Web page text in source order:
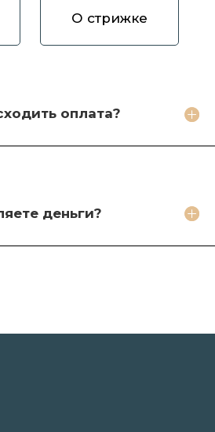
О стрижке
оплата?
деньги?
волосы?
сделать?
волосы Вам?
мои волосы?